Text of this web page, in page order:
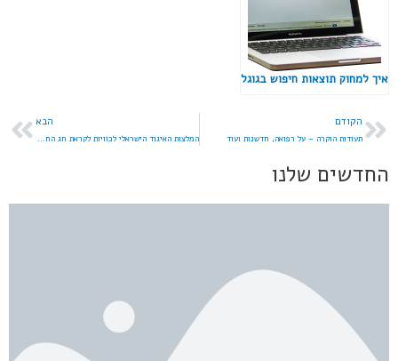
איך למחוק תוצאות חיפוש בגוגל
הקודם
תעודות הוקרה – על רפואה, חדשנות ועוד
הבא
המלצות האיגוד הישראלי לכוויות לקראת חג החנוכה
החדשים שלנו